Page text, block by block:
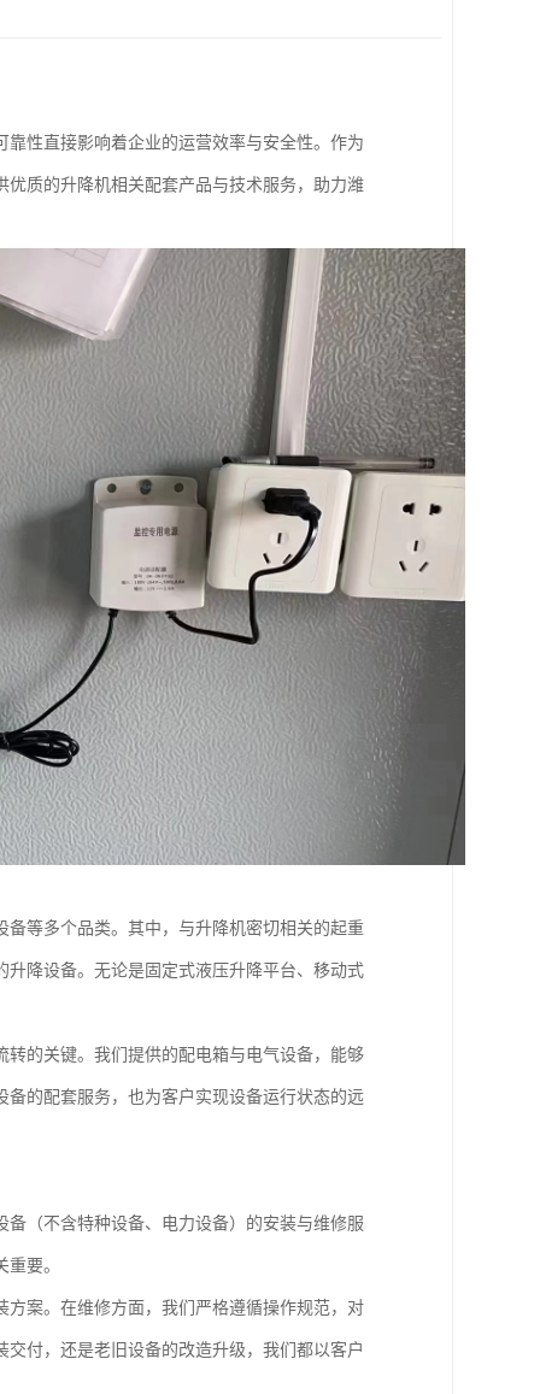
性直接影响着企业的运营效率与安全性。作为
质的升降机相关配套产品与技术服务，助力潍
等多个品类。其中，与升降机密切相关的起重
降设备。无论是固定式液压升降平台、移动式
的关键。我们提供的配电箱与电气设备，能够
的配套服务，也为客户实现设备运行状态的远
（不含特种设备、电力设备）的安装与维修服
要。
案。在维修方面，我们严格遵循操作规范，对
付，还是老旧设备的改造升级，我们都以客户